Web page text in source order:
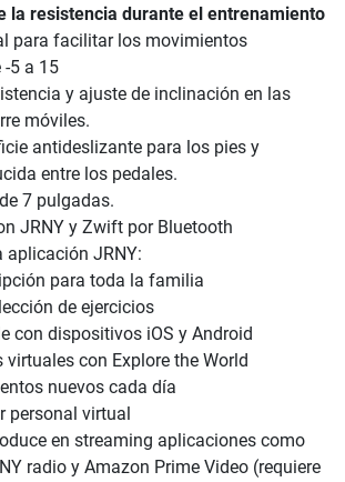
la resistencia durante el entrenamiento
para facilitar los movimientos
-5 a 15
y ajuste de inclinación en las
móviles.
antideslizante para los pies y
entre los pedales.
7 pulgadas.
JRNY y Zwift por Bluetooth
aplicación JRNY:
para toda la familia
de ejercicios
con dispositivos iOS y Android
virtuales con Explore the World
nuevos cada día
personal virtual
en streaming aplicaciones como
radio y Amazon Prime Video (requiere